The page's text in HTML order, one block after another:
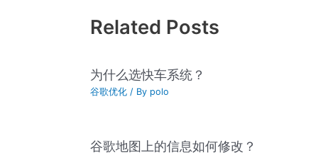
Related Posts
为什么选快车系统？
谷歌优化 / By polo
谷歌地图上的信息如何修改？